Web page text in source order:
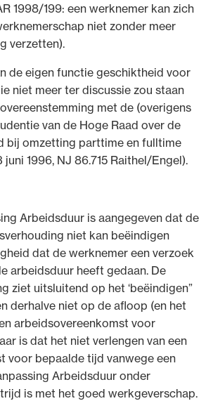
1998/199: een werknemer kan zich
niet zonder meer
verzetten).
de eigen functie geschiktheid voor
niet meer ter discussie zou staan
met de (overigens
van de Hoge Raad over de
bij omzetting parttime en fulltime
juni 1996, NJ 86.715 Raithel/Engel).
Arbeidsduur is aangegeven dat de
niet kan beëindigen
dat de werknemer een verzoek
arbeidsduur heeft gedaan. De
ziet uitsluitend op het ‘beëindigen”
derhalve niet op de afloop (en het
arbeidsovereenkomst voor
is dat het niet verlengen van een
voor bepaalde tijd vanwege een
Arbeidsduur onder
is met het goed werkgeverschap.